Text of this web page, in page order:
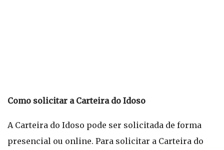
Como solicitar a Carteira do Idoso
A Carteira do Idoso pode ser solicitada de forma
presencial ou online. Para solicitar a Carteira do